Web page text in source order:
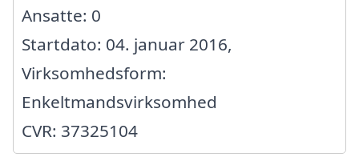
Ansatte: 0
Startdato: 04. januar 2016,
Virksomhedsform:
Enkeltmandsvirksomhed
CVR: 37325104